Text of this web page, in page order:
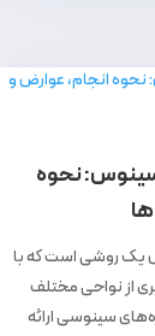
نحوه
روشی است که با
از نواحی مختلف
سینوسی ارائه